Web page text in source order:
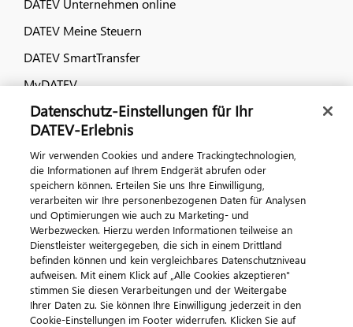
DATEV Unternehmen online
DATEV Meine Steuern
DATEV SmartTransfer
MyDATEV
Dialog & Medien
Veranstaltungen
DATEV magazin
DATEV-Community
DATEV-Newsletter
Kontaktieren Sie uns
Datenschutz-Einstellungen für Ihr
DATEV-Erlebnis
Wir verwenden Cookies und andere Trackingtechnologien,
die Informationen auf Ihrem Endgerät abrufen oder
speichern können. Erteilen Sie uns Ihre Einwilligung,
verarbeiten wir Ihre personenbezogenen Daten für Analysen
und Optimierungen wie auch zu Marketing- und
Werbezwecken. Hierzu werden Informationen teilweise an
Dienstleister weitergegeben, die sich in einem Drittland
befinden können und kein vergleichbares Datenschutzniveau
aufweisen. Mit einem Klick auf „Alle Cookies akzeptieren"
stimmen Sie diesen Verarbeitungen und der Weitergabe
Ihrer Daten zu. Sie können Ihre Einwilligung jederzeit in den
Cookie-Einstellungen im Footer widerrufen. Klicken Sie auf